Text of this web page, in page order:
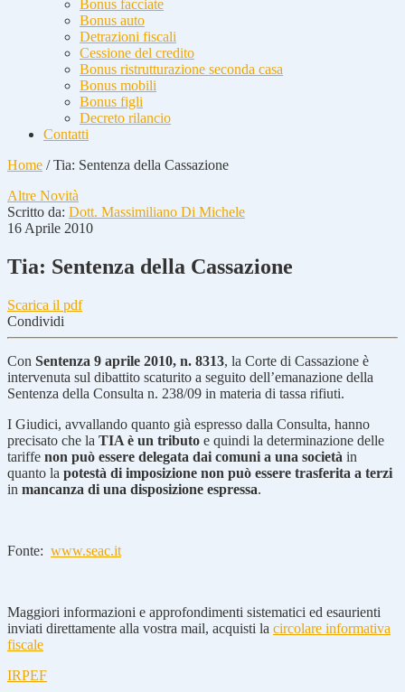
Bonus facciate
Bonus auto
Detrazioni fiscali
Cessione del credito
Bonus ristrutturazione seconda casa
Bonus mobili
Bonus figli
Decreto rilancio
Contatti
Home /Tia: Sentenza della Cassazione
Altre Novità
Scritto da: Dott. Massimiliano Di Michele
16 Aprile 2010
Tia: Sentenza della Cassazione
Scarica il pdf
Condividi
Con Sentenza 9 aprile 2010, n. 8313, la Corte di Cassazione è
intervenuta sul dibattito scaturito a seguito dell’emanazione della
Sentenza della Consulta n. 238/09 in materia di tassa rifiuti.
I Giudici, avvallando quanto già espresso dalla Consulta, hanno
precisato che la TIA è un tributo e quindi la determinazione delle
tariffe non può essere delegata dai comuni a una società in
quanto la potestà di imposizione non può essere trasferita a terzi
in mancanza di una disposizione espressa.
Fonte: www.seac.it
Maggiori informazioni e approfondimenti sistematici ed esaurienti
inviati direttamente alla vostra mail, acquisti la circolare informativa
fiscale
IRPEF